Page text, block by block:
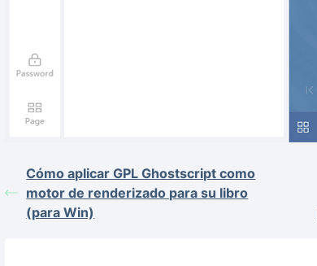
Cómo aplicar GPL Ghostscript como
motor de renderizado para su libro
(para Win)